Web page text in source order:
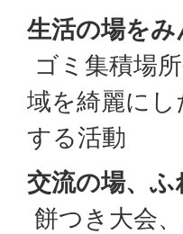
生活の場を
ゴミ集積場
域を綺麗に
する活動
交流の場、
餅つき大会